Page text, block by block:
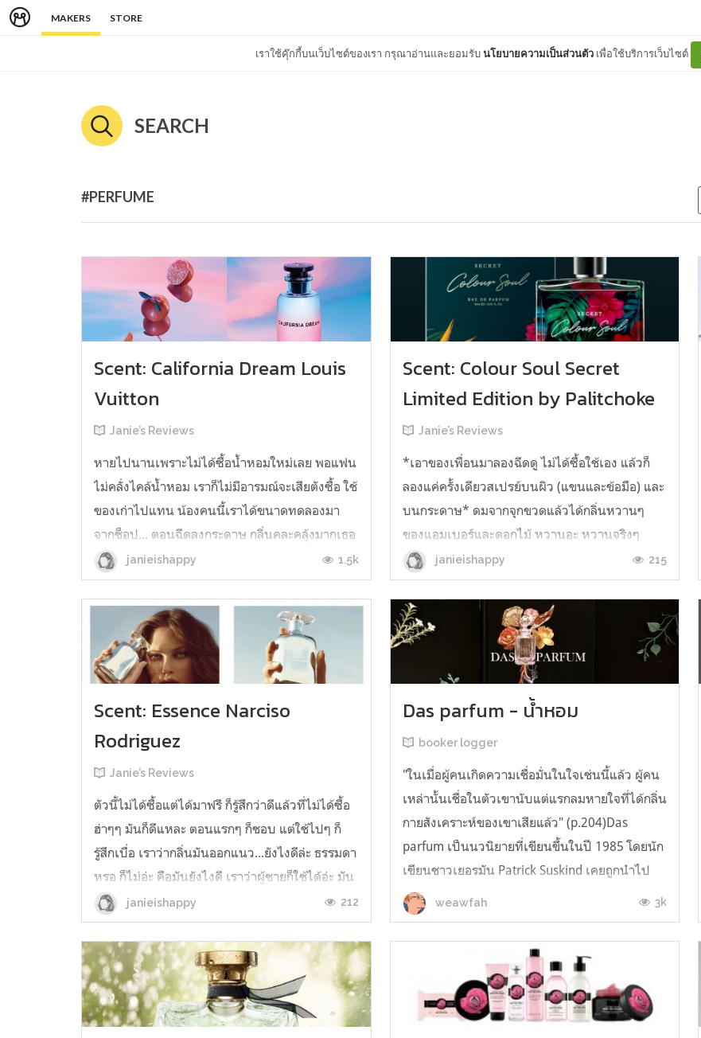
MAKERS STORE
เราใช้คุ๊กกี้บนเว็บไซต์ของเรา กรุณาอ่านและยอมรับนโยบายความเป็นส่วนตัว เพื่อใช้บริการเว็บไซต์
SEARCH
#PERFUME
Scent: California Dream Louis
Vuitton
Janie’s Reviews
หายไปนานเพราะไม่ได้ซื้อน้ำหอมใหม่เลย พอแฟน
ไม่คลั่งไคล้น้ำหอม เราก็ไม่มีอารมณ์จะเสียตังซื้อ ใช้
ของเก่าไปแทน น้องคนนี้เราได้ขนาดทดลองมา
จากช็อป... ตอนฉีดลงกระดาษ กลิ่นคละคลุ้งมากเธอ
เอ๋ย แบบทั้งถุงทั้งกล่อง ทุกอย่างในนั้นอบอวลไป
ด้วยกลิ่นนาง แล้วกลิ่นดีมากด้วยนะ เหมาะมากกับ
อากาศร้อน ๆ แบบประเทศไทย แต่.....
janieishappy 1.5k
Scent: Colour Soul Secret
Limited Edition by Palitchoke
Janie’s Reviews
*เอาของเพื่อนมาลองฉีดดู ไม่ได้ซื้อใช้เอง แล้วก็
ลองแค่ครั้งเดียวสเปรย์บนผิว (แขนและข้อมือ) และ
บนกระดาษ* ดมจากจุกขวดแล้วได้กลิ่นหวานๆ
ของแอมเบอร์และดอกไม้ หวานอะ หวานจริงๆ
ไม่ใช่แนวเราเลย แต่ก็อยากลอง ฮ่าๆ ฉีดลงบนผิว
สองที กลิ่นส้มโอและมะกรูดโชยเข้าจมูกแบบแรง
มาก แอบมีกลิ่นขมเล็กน้อย เป็นอยู่แบบนั้นสัก ...
janieishappy 215
Scent: Essence Narciso
Rodriguez
Janie’s Reviews
ตัวนี้ไม่ได้ซื้อแต่ได้มาฟรี ก็รู้สึกว่าดีแล้วที่ไม่ได้ซื้อ
ฮ่าๆๆ มันก็ดีแหละ ตอนแรกๆ ก็ชอบ แต่ใช้ไปๆ ก็
รู้สึกเบื่อ เราว่ากลิ่นมันออกแนว...ยังไงดีล่ะ ธรรมดา
หรอ ก็ไม่อ่ะ คือมันยังไงดี เราว่าผู้ชายก็ใช้ได้อ่ะ มัน
ไม่ได้ผู้หญิงจ๋า ซึ่งเราไม่ชอบ มันทำเราคิดถึง
น้ำหอมของเคนโซ แต่เคนโซก็หอมกว่าอ่ะ แอบได้
อา...
janieishappy 212
Das parfum - น้ำหอม
booker logger
"ในเมื่อผู้คนเกิดความเชื่อมั่นในใจเช่นนี้แล้ว ผู้คน
เหล่านั้นเชื่อในตัวเขานับแต่แรกลมหายใจที่ได้กลิ่น
กายสังเคราะห์ของเขาเสียแล้ว" (p.204)Das
parfum เป็นนวนิยายที่เขียนขึ้นในปี 1985 โดยนัก
เขียนชาวเยอรมัน Patrick Suskind เคยถูกนำไป
สร้างเป็นภาพยนตร์ เรื่อง Perfume (น้ำหอมมนุษย์)
โดยส่วนตัวไม่เคยรู้จักเ...
weawfah 3k